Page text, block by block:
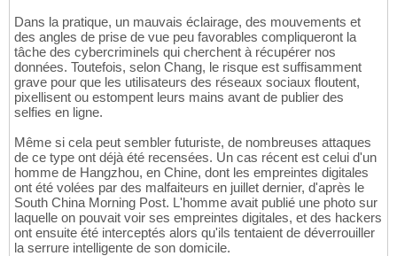
Dans la pratique, un mauvais éclairage, des mouvements et
des angles de prise de vue peu favorables compliqueront la
tâche des cybercriminels qui cherchent à récupérer nos
données. Toutefois, selon Chang, le risque est suffisamment
grave pour que les utilisateurs des réseaux sociaux floutent,
pixellisent ou estompent leurs mains avant de publier des
selfies en ligne.
Même si cela peut sembler futuriste, de nombreuses attaques
de ce type ont déjà été recensées. Un cas récent est celui d'un
homme de Hangzhou, en Chine, dont les empreintes digitales
ont été volées par des malfaiteurs en juillet dernier, d'après le
South China Morning Post. L'homme avait publié une photo sur
laquelle on pouvait voir ses empreintes digitales, et des hackers
ont ensuite été interceptés alors qu'ils tentaient de déverrouiller
la serrure intelligente de son domicile.